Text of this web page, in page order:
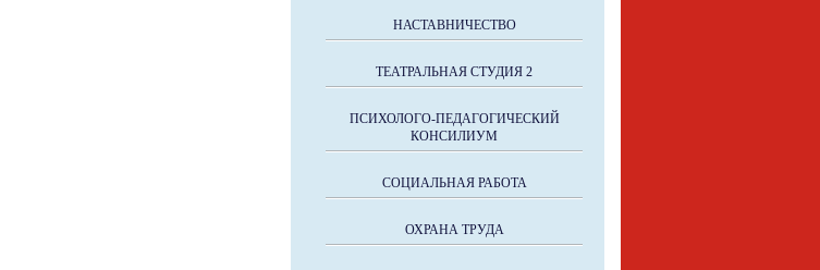
НАСТАВНИЧЕСТВО
ТЕАТРАЛЬНАЯ СТУДИЯ 2
ПСИХОЛОГО-ПЕДАГОГИЧЕСКИЙ
КОНСИЛИУМ
СОЦИАЛЬНАЯ РАБОТА
ОХРАНА ТРУДА